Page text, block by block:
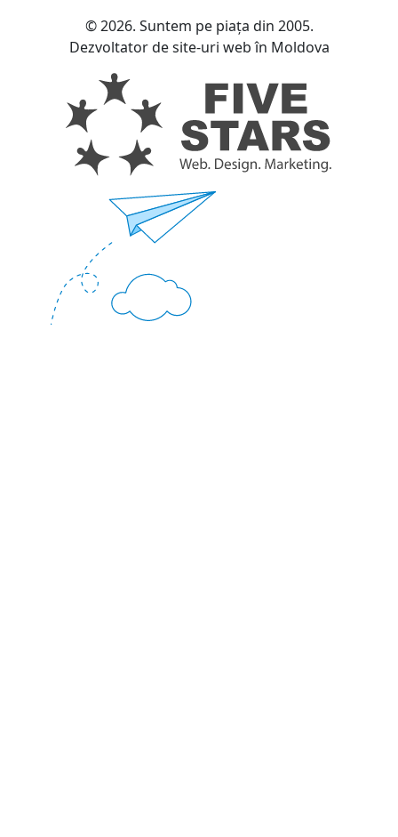
© 2026. Suntem pe piața din 2005.
Dezvoltator de site-uri web în Moldova